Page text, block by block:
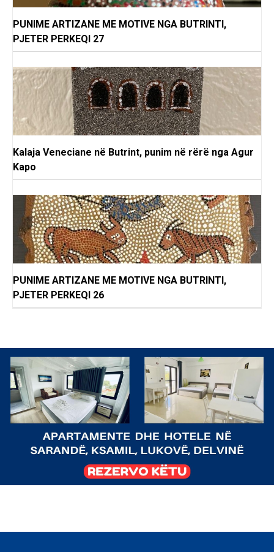
PUNIME ARTIZANE ME MOTIVE NGA BUTRINTI,
PJETER PERKEQI 27
Kalaja Veneciane në Butrint, punim në rërë nga Agur
Kapo
PUNIME ARTIZANE ME MOTIVE NGA BUTRINTI,
PJETER PERKEQI 26